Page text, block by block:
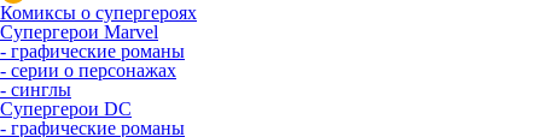
Комиксы о супергероях
Супергерои Marvel
- графические романы
- серии о персонажах
- синглы
Супергерои DC
- графические романы